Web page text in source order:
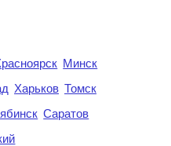
Минск
Харьков Томск
Саратов